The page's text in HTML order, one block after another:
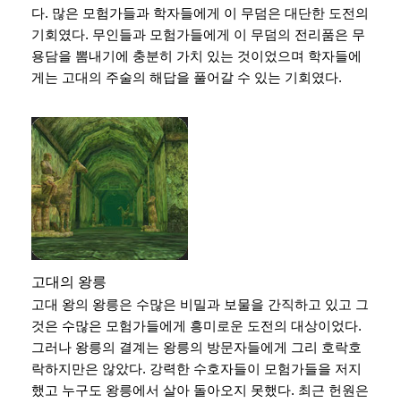
다. 많은 모험가들과 학자들에게 이 무덤은 대단한 도전의
기회였다. 무인들과 모험가들에게 이 무덤의 전리품은 무
용담을 뽐내기에 충분히 가치 있는 것이었으며 학자들에
게는 고대의 주술의 해답을 풀어갈 수 있는 기회였다.
고대의 왕릉
고대 왕의 왕릉은 수많은 비밀과 보물을 간직하고 있고 그
것은 수많은 모험가들에게 흥미로운 도전의 대상이었다.
그러나 왕릉의 결계는 왕릉의 방문자들에게 그리 호락호
락하지만은 않았다. 강력한 수호자들이 모험가들을 저지
했고 누구도 왕릉에서 살아 돌아오지 못했다. 최근 헌원은